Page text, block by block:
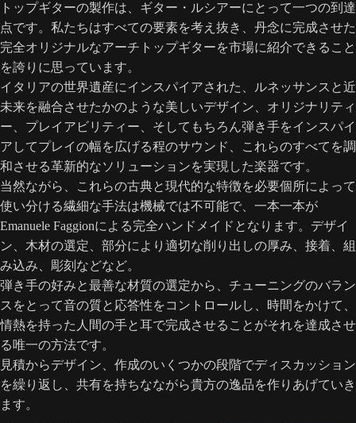
トップギターの製作は、ギター・ルシアーにとって一つの到達
点です。私たちはすべての要素を考え抜き、丹念に完成させた
完全オリジナルなアーチトップギターを市場に紹介できること
を誇りに思っています。
イタリアの世界遺産にインスパイアされた、ルネッサンスと近
未来を融合させたかのような美しいデザイン、オリジナリティ
ー、プレイアビリティー、そしてもちろん弾き手をインスパイ
アしてプレイの幅を広げる程のサウンド、これらのすべてを調
和させる革新的なソリューションを実現した楽器です。
当然ながら、これらの古典と現代的な特徴を必要個所によって
使い分ける繊細な手法は機械では不可能で、一本一本が
Emanuele Faggionによる完全ハンドメイドとなります。デザイ
ン、木材の選定、部分により適切な削り出しの厚み、接着、組
み込み、彫刻などなど。
弾き手の好みと最善な材質の選定から、チューニングのバラン
スをとって音の質と応答性をコントロールし、時間をかけて、
情熱を持った人間の手と耳で完成させることがそれを達成させ
る唯一の方法です。
見積からデザイン、作成のいくつかの段階でディスカッション
を繰り返し、共有を持ちなながら貴方の逸品を作りあげていき
ます。